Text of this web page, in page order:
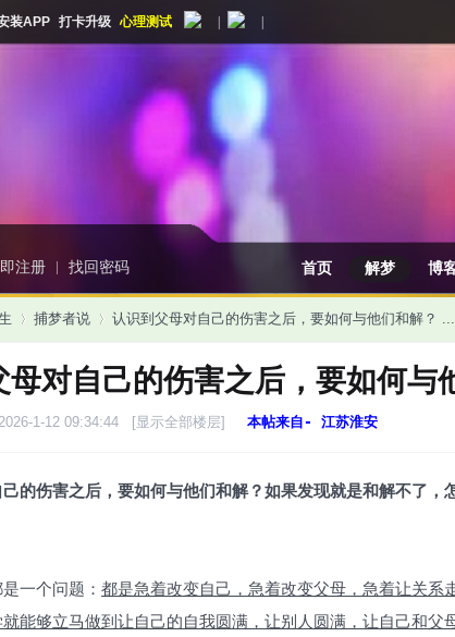
装APP 打卡升级 心理测试
注册 | 找回密码 首页 解梦 博
捕梦者说 认识到父母对自己的伤害之后，要如何与他们和解？ ...
母对自己的伤害之后，要如何与
1-12 09:34:44 [显示全部楼层] 本帖来自- 江苏淮安
的伤害之后，要如何与他们和解？如果发现就是和解不了，
一个问题： 都是急着改变自己，急着改变父母，急着让关系
就能够立马做到让自己的自我圆满，让别人圆满，让自己和父